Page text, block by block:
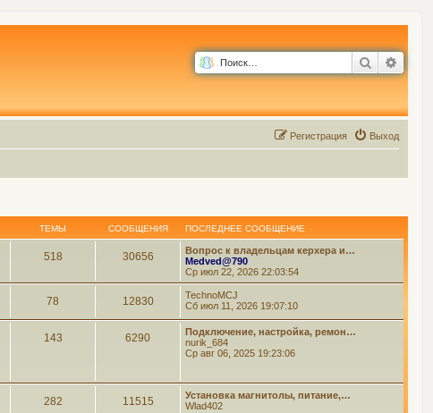
Поиск
Выход
Регистрация
ТЕМЫ СООБЩЕНИЯ ПОСЛЕДНЕЕ СООБЩЕНИЕ
518 30656
Вопрос к владельцам керхера и…
Medved@790
Ср июл 22, 2026 22:03:54
78 12830
TechnoMCJ
Сб июл 11, 2026 19:07:10
143 6290
Подключение, настройка, ремон…
nurik_684
Ср авг 06, 2025 19:23:06
282 11515
Установка магнитолы, питание,…
Wlad402